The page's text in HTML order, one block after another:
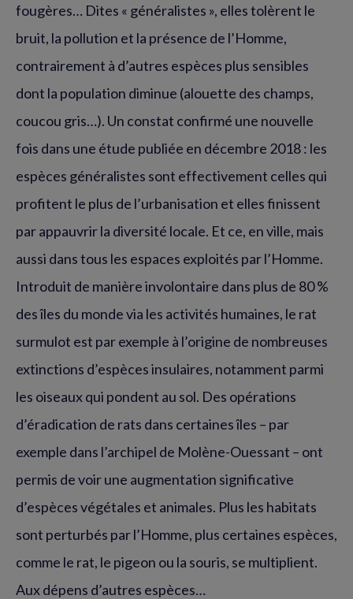
fougères… Dites « généralistes », elles tolèrent le
bruit, la pollution et la présence de l’Homme,
contrairement à d’autres espèces plus sensibles
dont la population diminue (alouette des champs,
coucou gris…). Un constat confirmé une nouvelle
fois dans une étude publiée en décembre 2018 : les
espèces généralistes sont effectivement celles qui
profitent le plus de l’urbanisation et elles finissent
par appauvrir la diversité locale. Et ce, en ville, mais
aussi dans tous les espaces exploités par l’Homme.
Introduit de manière involontaire dans plus de 80 %
des îles du monde via les activités humaines, le rat
surmulot est par exemple à l’origine de nombreuses
extinctions d’espèces insulaires, notamment parmi
les oiseaux qui pondent au sol. Des opérations
d’éradication de rats dans certaines îles – par
exemple dans l’archipel de Molène-Ouessant – ont
permis de voir une augmentation significative
d’espèces végétales et animales. Plus les habitats
sont perturbés par l’Homme, plus certaines espèces,
comme le rat, le pigeon ou la souris, se multiplient.
Aux dépens d’autres espèces…